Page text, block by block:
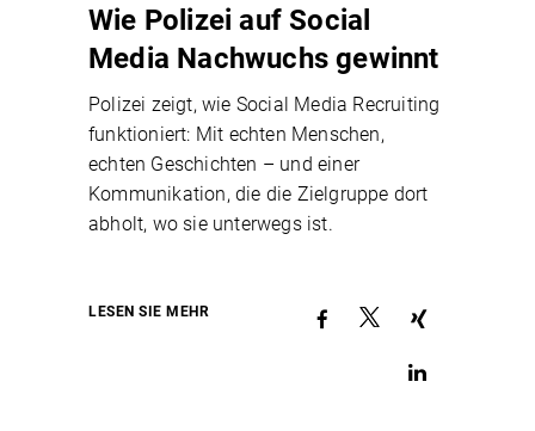
Wie Polizei auf Social
Media Nachwuchs gewinnt
Polizei zeigt, wie Social Media Recruiting
funktioniert: Mit echten Menschen,
echten Geschichten – und einer
Kommunikation, die die Zielgruppe dort
abholt, wo sie unterwegs ist.
LESEN SIE MEHR